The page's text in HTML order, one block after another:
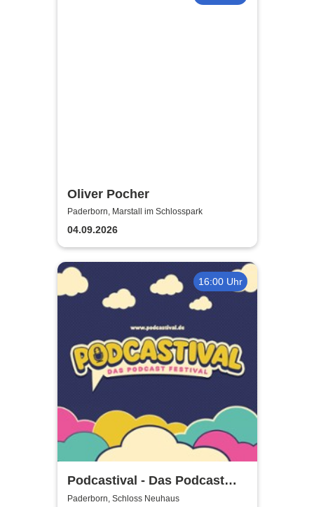
Oliver Pocher
Paderborn, Marstall im Schlosspark
04.09.2026
16:00 Uhr
Podcastival - Das Podcast
Festival
Paderborn, Schloss Neuhaus